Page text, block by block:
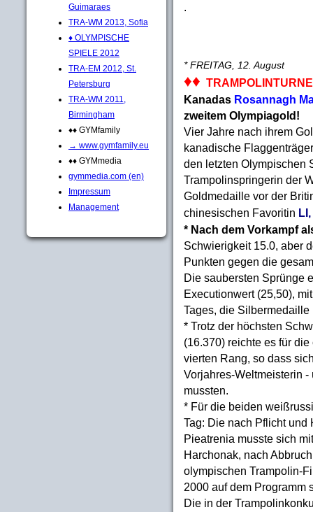
Guimaraes
TRA-WM 2013, Sofia
♦ OLYMPISCHE
SPIELE 2012
TRA-EM 2012, St.
Petersburg
TRA-WM 2011,
Birmingham
♦♦ GYMfamily
→ www.gymfamily.eu
♦♦ GYMmedia
gymmedia.com (en)
Impressum
Management
.
* FREITAG, 12. August
♦♦
Kanadas Rosannagh
zweitem Olympiagold!
Vier Jahre nach ihrem
kanadische
den letzten Olympischen
Trampolinspringerin der
Goldmedaille vor der
chinesischen Favoritin
* Nach dem Vorkampf
Schwierigkeit 15.0, aber
Punkten gegen die
Die saubersten Sprünge
Executionwert (25,50),
Tages, die Silbermedaille
* Trotz der höchsten
(16.370) reichte es für
vierten Rang, so dass
Vorjahres-Weltmeisterin
mussten.
* Für die beiden
Tag: Die nach Pflicht und
Pieatrenia musste sich
Harchonak, nach
olympischen Trampolin-
2000 auf dem Programm
Die in der